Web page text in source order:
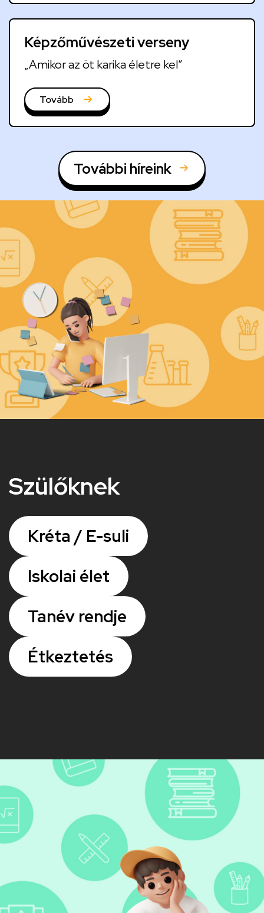
Képzőművészeti verseny
„Amikor az öt karika életre kel”
Tovább
További híreink
Szülőknek
Kréta / E-suli
Iskolai élet
Tanév rendje
Étkeztetés
Kép
Kép